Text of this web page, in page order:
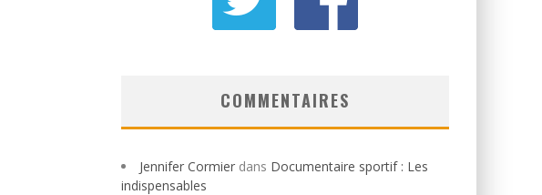
COMMENTAIRES
Jennifer Cormier dans Documentaire sportif : Les
indispensables